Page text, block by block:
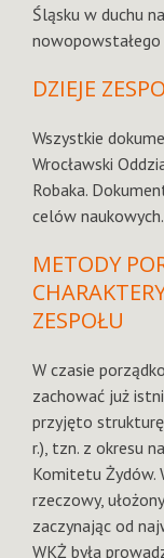
Śląsku w duchu
nowopowstałego
DZIEJE
Wszystkie
Wrocławski
Robaka.
celów naukowych.
METODY
ZESPOŁU
W czasie
zachować już
przyjęto
r.), tzn. z okresu
Komitetu Żydów.
rzeczowy,
zaczynając od
WKŻ była